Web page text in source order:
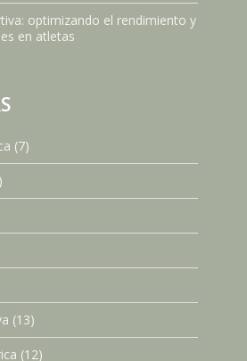
optimizando el rendimiento y
en atletas
(7)
(13)
(12)